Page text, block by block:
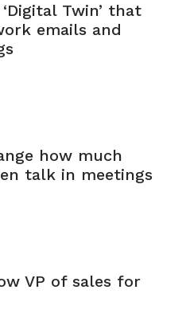
Twin’ that
emails and
how much
talk in meetings
VP of sales for